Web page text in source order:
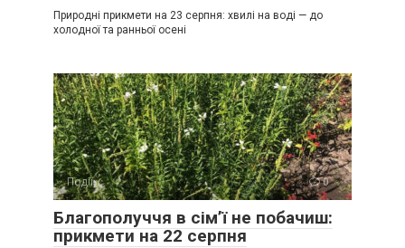
Природні прикмети на 23 серпня: хвилі на воді — до
холодної та ранньої осені
Події 0
Благополуччя в сім’ї не побачиш:
прикмети на 22 серпня